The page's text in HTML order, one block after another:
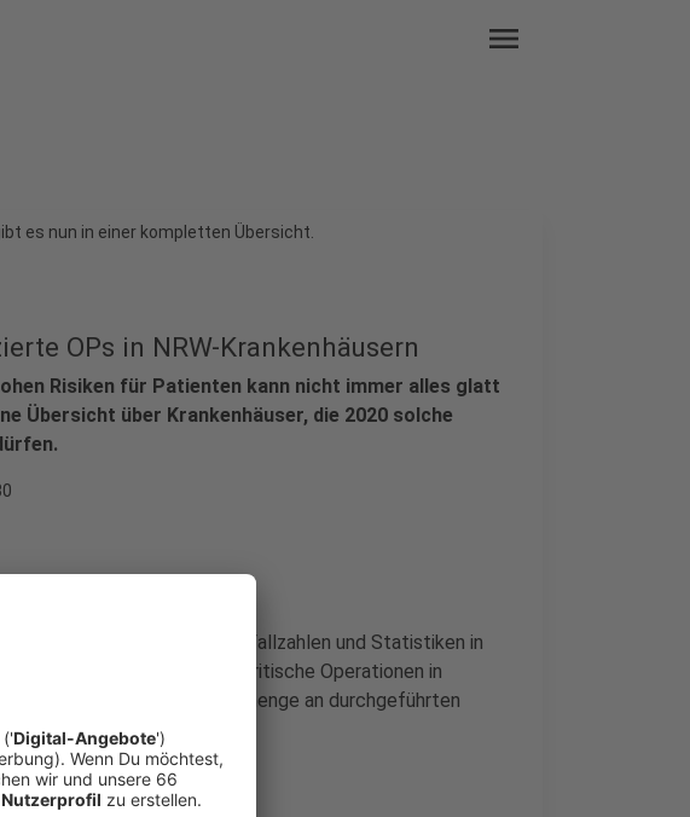
menu
es nun in einer kompletten Übersicht.
OPs in NRW-Krankenhäusern
Risiken für Patienten kann nicht immer alles glatt
Übersicht über Krankenhäuser, die 2020 solche
Jahr anhand von Fallzahlen und Statistiken in
die sich für kritische Operationen in
einer bestimmten Mindestmenge an durchgeführten
hervorgehoben haben.